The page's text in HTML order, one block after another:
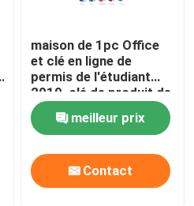
maison de 1pc Office
et clé en ligne de
permis de l'étudiant
2019, clé de produit de
Word de l'HB 2019
meilleur prix
Contact